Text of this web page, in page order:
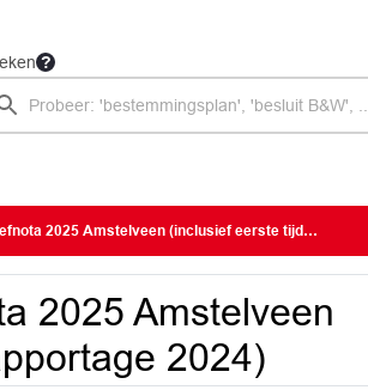
Amstelveen (inclusief eerste tijdvakrapportage 2024)
2025 Amstelveen
2024)